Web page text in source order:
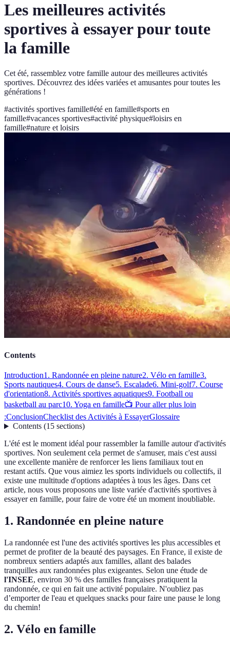
Les meilleures activités
sportives à essayer pour toute
la famille
Cet été, rassemblez votre famille autour des meilleures activités
sportives. Découvrez des idées variées et amusantes pour toutes les
générations !
#activités sportives famille#été en famille#sports en
famille#vacances sportives#activité physique#loisirs en
famille#nature et loisirs
Contents
Introduction1. Randonnée en pleine nature2. Vélo en famille3.
Sports nautiques4. Cours de danse5. Escalade6. Mini-golf7. Course
d'orientation8. Activités sportives aquatiques9. Football ou
basketball au parc10. Yoga en famille📺 Pour aller plus loin
:ConclusionChecklist des Activités à EssayerGlossaire
Contents(15 sections)
L'été est le moment idéal pour rassembler la famille autour d'activités
sportives. Non seulement cela permet de s'amuser, mais c'est aussi
une excellente manière de renforcer les liens familiaux tout en
restant actifs. Que vous aimiez les sports individuels ou collectifs, il
existe une multitude d'options adaptées à tous les âges. Dans cet
article, nous vous proposons une liste variée d'activités sportives à
essayer en famille, pour faire de votre été un moment inoubliable.
1. Randonnée en pleine nature
La randonnée est l'une des activités sportives les plus accessibles et
permet de profiter de la beauté des paysages. En France, il existe de
nombreux sentiers adaptés aux familles, allant des balades
tranquilles aux randonnées plus exigeantes. Selon une étude de
l'INSEE, environ 30 % des familles françaises pratiquent la
randonnée, ce qui en fait une activité populaire. N'oubliez pas
d’emporter de l'eau et quelques snacks pour faire une pause le long
du chemin!
2. Vélo en famille